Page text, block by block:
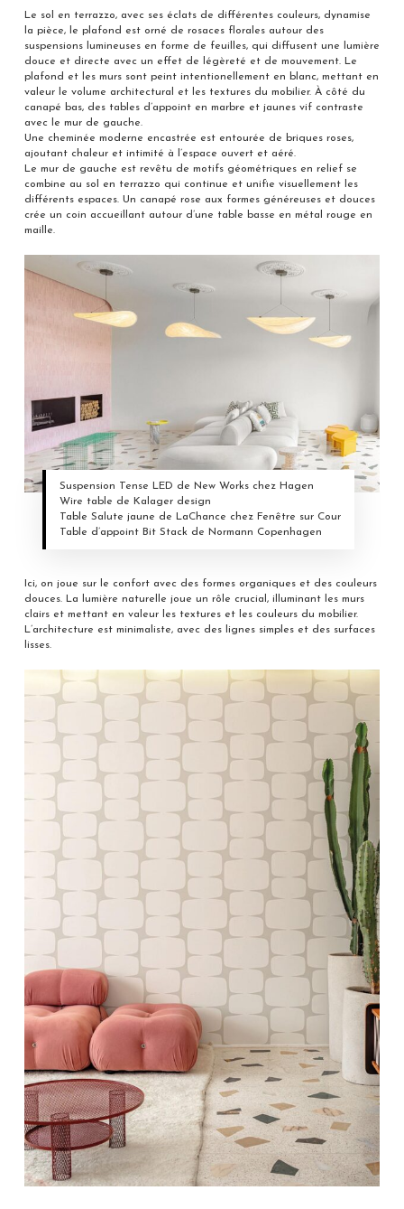
Le sol en terrazzo, avec ses éclats de différentes couleurs, dynamise
la pièce, le plafond est orné de rosaces florales autour des
suspensions lumineuses en forme de feuilles, qui diffusent une lumière
douce et directe avec un effet de légèreté et de mouvement. Le
plafond et les murs sont peint intentionellement en blanc, mettant en
valeur le volume architectural et les textures du mobilier. À côté du
canapé bas, des tables d’appoint en marbre et jaunes vif contraste
avec le mur de gauche.
Une cheminée moderne encastrée est entourée de briques roses,
ajoutant chaleur et intimité à l’espace ouvert et aéré.
Le mur de gauche est revêtu de motifs géométriques en relief se
combine au sol en terrazzo qui continue et unifie visuellement les
différents espaces. Un canapé rose aux formes généreuses et douces
crée un coin accueillant autour d’une table basse en métal rouge en
maille.
Suspension Tense LED de New Works chez Hagen
Wire table de Kalager design
Table Salute jaune de LaChance chez Fenêtre sur Cour
Table d’appoint Bit Stack de Normann Copenhagen
Ici, on joue sur le confort avec des formes organiques et des couleurs
douces. La lumière naturelle joue un rôle crucial, illuminant les murs
clairs et mettant en valeur les textures et les couleurs du mobilier.
L’architecture est minimaliste, avec des lignes simples et des surfaces
lisses.